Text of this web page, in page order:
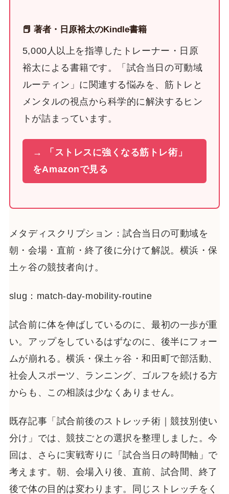
📕 著者・日原裕太のKindle書籍
5,000人以上を指導したトレーナー・日原
裕太による書籍です。「試合当日の可動域
ルーティン」に関連する悩みを、筋トレと
メンタルの視点から科学的に解決するヒン
トが詰まっています。
→ 「ストレスに強くなる筋トレ術」
をAmazonで見る
メタディスクリプション：試合当日の可動域を
朝・会場・直前・終了後に分けて解説。横浜・保
土ヶ谷の競技者向け。
slug：match-day-mobility-routine
試合前に体を伸ばしているのに、最初の一歩が重
い。アップをしているはずなのに、後半にフォー
ムが崩れる。横浜・保土ヶ谷・和田町で部活動、
社会人スポーツ、ランニング、ゴルフを続ける方
からも、この相談は少なくありません。
既存記事「試合前後のストレッチ術｜競技別使い
分け」では、競技ごとの選択を整理しました。今
回は、さらに実戦寄りに「試合当日の時間軸」で
考えます。朝、会場入り後、直前、試合間、終了
後で体の目的は変わります。同じストレッチをく